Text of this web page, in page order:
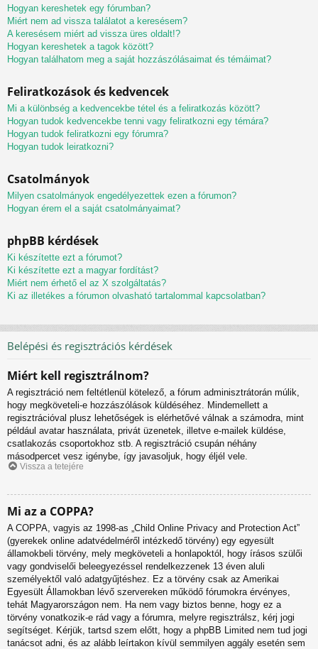
Hogyan kereshetek egy fórumban?
Miért nem ad vissza találatot a keresésem?
A keresésem miért ad vissza üres oldalt!?
Hogyan kereshetek a tagok között?
Hogyan találhatom meg a saját hozzászólásaimat és témáimat?
Feliratkozások és kedvencek
Mi a különbség a kedvencekbe tétel és a feliratkozás között?
Hogyan tudok kedvencekbe tenni vagy feliratkozni egy témára?
Hogyan tudok feliratkozni egy fórumra?
Hogyan tudok leiratkozni?
Csatolmányok
Milyen csatolmányok engedélyezettek ezen a fórumon?
Hogyan érem el a saját csatolmányaimat?
phpBB kérdések
Ki készítette ezt a fórumot?
Ki készítette ezt a magyar fordítást?
Miért nem érhető el az X szolgáltatás?
Ki az illetékes a fórumon olvasható tartalommal kapcsolatban?
Belépési és regisztrációs kérdések
Miért kell regisztrálnom?
A regisztráció nem feltétlenül kötelező, a fórum adminisztrátorán múlik,
hogy megköveteli-e hozzászólások küldéséhez. Mindemellett a
regisztrációval plusz lehetőségek is elérhetővé válnak a számodra, mint
például avatar használata, privát üzenetek, illetve e-mailek küldése,
csatlakozás csoportokhoz stb. A regisztráció csupán néhány
másodpercet vesz igénybe, így javasoljuk, hogy éljél vele.
Vissza a tetejére
Mi az a COPPA?
A COPPA, vagyis az 1998-as „Child Online Privacy and Protection Act”
(gyerekek online adatvédelméről intézkedő törvény) egy egyesült
államokbeli törvény, mely megköveteli a honlapoktól, hogy írásos szülői
vagy gondviselői beleegyezéssel rendelkezzenek 13 éven aluli
személyektől való adatgyűjtéshez. Ez a törvény csak az Amerikai
Egyesült Államokban lévő szervereken működő fórumokra érvényes,
tehát Magyarországon nem. Ha nem vagy biztos benne, hogy ez a
törvény vonatkozik-e rád vagy a fórumra, melyre regisztrálsz, kérj jogi
segítséget. Kérjük, tartsd szem előtt, hogy a phpBB Limited nem tud jogi
tanácsot adni, és az alább leírtakon kívül semmilyen aggály esetén sem